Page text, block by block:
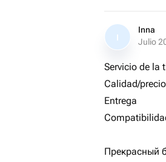
I
Inna
Julio
Servicio de la
Calidad/precio
Entrega
Прекрасный